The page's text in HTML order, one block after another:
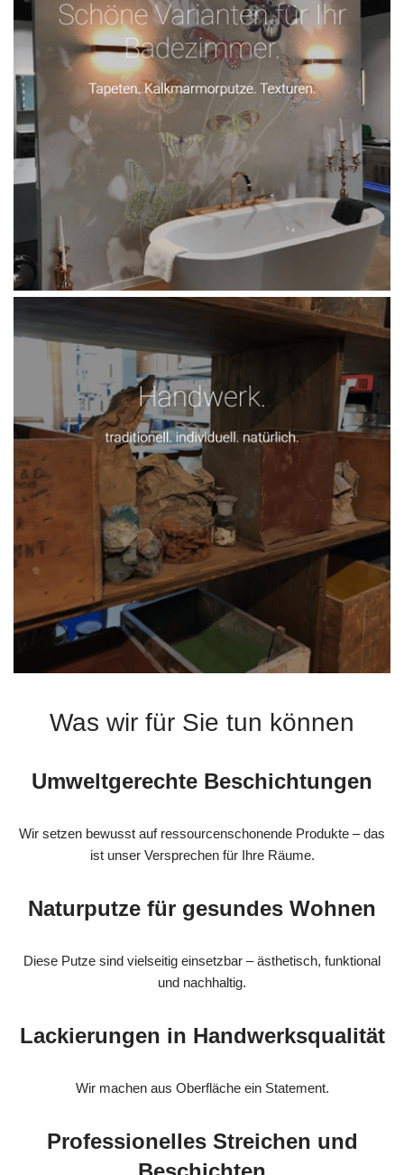
Was wir für Sie tun können
Umweltgerechte Beschichtungen
Wir setzen bewusst auf ressourcenschonende Produkte – das
ist unser Versprechen für Ihre Räume.
Naturputze für gesundes Wohnen
Diese Putze sind vielseitig einsetzbar – ästhetisch, funktional
und nachhaltig.
Lackierungen in Handwerksqualität
Wir machen aus Oberfläche ein Statement.
Professionelles Streichen und